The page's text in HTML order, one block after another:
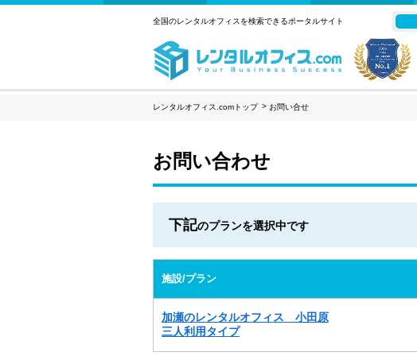
全国のレンタルオフィスを検索できるポータルサイト
レンタルオフィス.comトップ お問い合せ
お問い合わせ
下記のプランを選択中です
施設/プラン
加瀬のレンタルオフィス 小田原
三人利用タイプ